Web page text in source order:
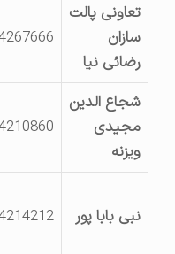
تعاونی پالت
سازان
رضائی نیا
1344267666
شجاع الدین
مجیدی
ویزنه
1344210860
نبی بابا پور 1344214212